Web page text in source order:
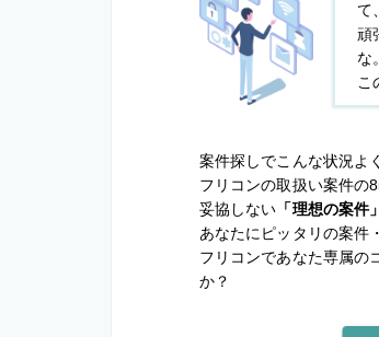
て
頑
な。
こ
案件探しでこんな状況よ
フリコンの取扱い案件の
妥協しない 「理想の案件」
あなたにピッタリの案件
フリコンであなた専属の
か？